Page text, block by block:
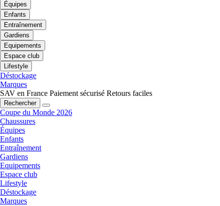
Équipes
Enfants
Entraînement
Gardiens
Equipements
Espace club
Lifestyle
Déstockage
Marques
SAV en France Paiement sécurisé Retours faciles
Rechercher
Coupe du Monde 2026
Chaussures
Équipes
Enfants
Entraînement
Gardiens
Equipements
Espace club
Lifestyle
Déstockage
Marques